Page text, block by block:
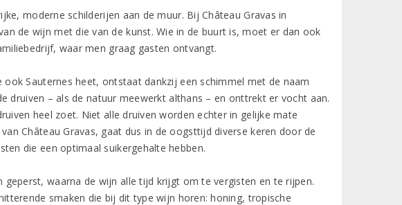
moderne schilderijen aan de muur. Bij Château Gravas in
de wijn met die van de kunst. Wie in de buurt is, moet er dan ook
waar men graag gasten ontvangt.
Sauternes heet, ontstaat dankzij een schimmel met de naam
druiven – als de natuur meewerkt althans – en onttrekt er vocht aan.
heel zoet. Niet alle druiven worden echter in gelijke mate
Château Gravas, gaat dus in de oogsttijd diverse keren door de
die een optimaal suikergehalte hebben.
waarna de wijn alle tijd krijgt om te vergisten en te rijpen.
smaken die bij dit type wijn horen: honing, tropische